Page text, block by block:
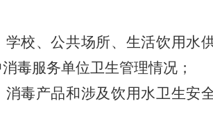
学校、公共场所、生活饮用水
毒服务单位卫生管理情况；
消毒产品和涉及饮用水卫生安